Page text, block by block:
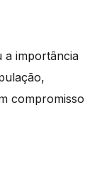
a importância
compromisso